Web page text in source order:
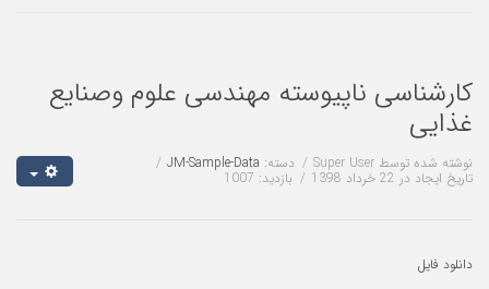
ناپیوسته مهندسی علوم وصنایع
توسطSuper User دسته:JM-Sample-Data
1398 بازدید: 1007